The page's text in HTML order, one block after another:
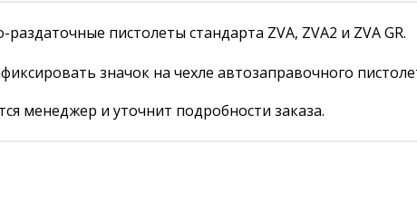
пистолеты стандарта ZVA, ZVA2 и ZVA GR.
значок на чехле автозаправочного
менеджер и уточнит подробности заказа.